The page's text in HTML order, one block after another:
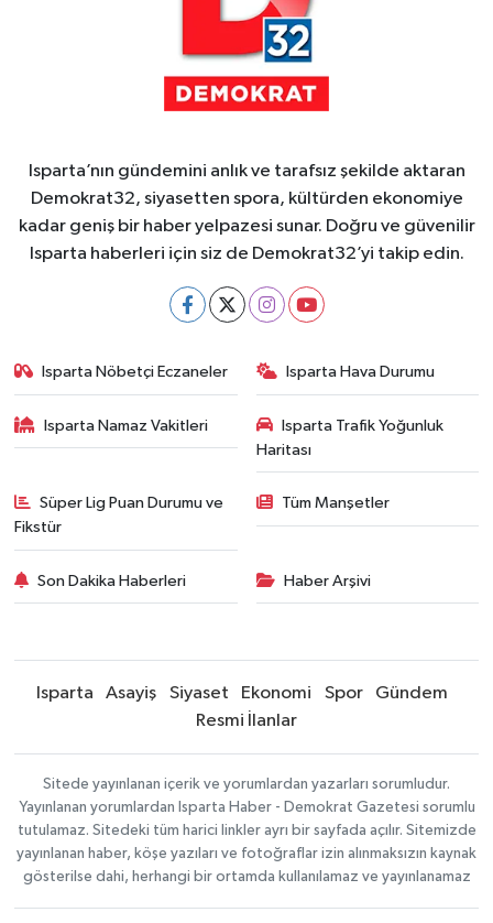
Isparta’nın gündemini anlık ve tarafsız şekilde aktaran
Demokrat32, siyasetten spora, kültürden ekonomiye
kadar geniş bir haber yelpazesi sunar. Doğru ve güvenilir
Isparta haberleri için siz de Demokrat32’yi takip edin.
Isparta Nöbetçi Eczaneler Isparta Hava Durumu
Isparta Namaz Vakitleri
Isparta Trafik Yoğunluk
Haritası
Süper Lig Puan Durumu ve
Fikstür
Tüm Manşetler
Son Dakika Haberleri Haber Arşivi
Isparta Asayiş Siyaset Ekonomi Spor
Gündem
Resmi İlanlar
Sitede yayınlanan içerik ve yorumlardan yazarları sorumludur.
Yayınlanan yorumlardan Isparta Haber - Demokrat Gazetesi sorumlu
tutulamaz. Sitedeki tüm harici linkler ayrı bir sayfada açılır. Sitemizde
yayınlanan haber, köşe yazıları ve fotoğraflar izin alınmaksızın kaynak
gösterilse dahi, herhangi bir ortamda kullanılamaz ve yayınlanamaz